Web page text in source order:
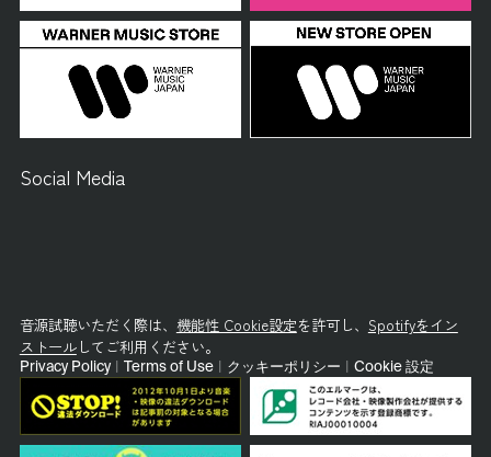
Social Media
音源試聴いただく際は、 機能性 Cookie設定を許可し、 Spotifyをイン
ストールしてご利用ください。
Privacy Policy Terms of Use クッキーポリシー Cookie 設定